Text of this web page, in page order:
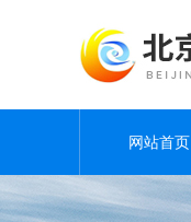
网站首页